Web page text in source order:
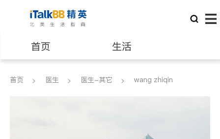
首页 生活
医生 律师
首页 医生 医生-其它 wang zhiqin